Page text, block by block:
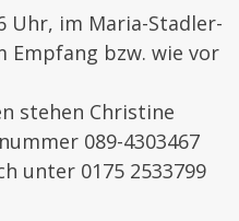
Uhr, im Maria-Stadler-
Empfang bzw. wie vor
stehen Christine
089-4303467
unter 0175 2533799